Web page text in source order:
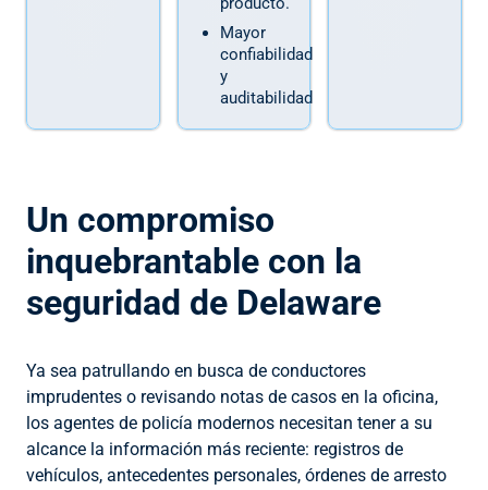
Mayor
confiabilidad
y
auditabilidad
Un compromiso
inquebrantable con la
seguridad de Delaware
Ya sea patrullando en busca de conductores
imprudentes o revisando notas de casos en la oficina,
los agentes de policía modernos necesitan tener a su
alcance la información más reciente: registros de
vehículos, antecedentes personales, órdenes de arresto